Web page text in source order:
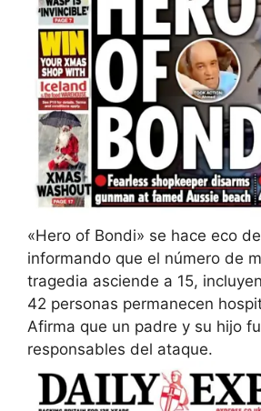
«Hero of Bondi» se hace eco
informando que el número de
tragedia asciende a 15,
42 personas permanecen
Afirma que un padre y su hijo
responsables del ataque.